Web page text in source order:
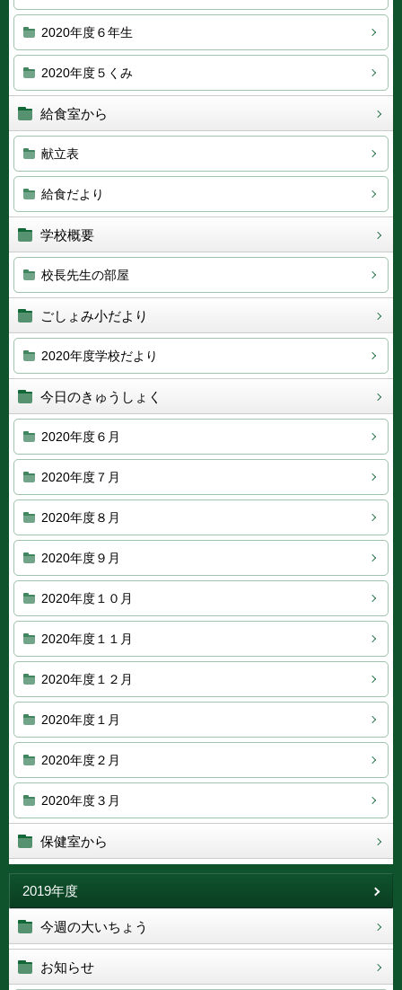
2020年度６年生
2020年度５くみ
給食室から
献立表
給食だより
学校概要
校長先生の部屋
ごしょみ小だより
2020年度学校だより
今日のきゅうしょく
2020年度６月
2020年度７月
2020年度８月
2020年度９月
2020年度１０月
2020年度１１月
2020年度１２月
2020年度１月
2020年度２月
2020年度３月
保健室から
2019年度
今週の大いちょう
お知らせ